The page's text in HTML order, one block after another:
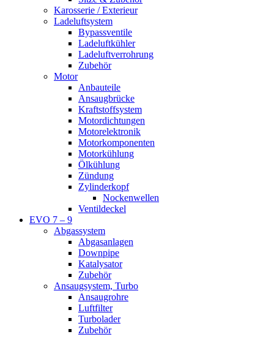
Karosserie / Exterieur
Ladeluftsystem
Bypassventile
Ladeluftkühler
Ladeluftverrohrung
Zubehör
Motor
Anbauteile
Ansaugbrücke
Kraftstoffsystem
Motordichtungen
Motorelektronik
Motorkomponenten
Motorkühlung
Ölkühlung
Zündung
Zylinderkopf
Nockenwellen
Ventildeckel
EVO 7 – 9
Abgassystem
Abgasanlagen
Downpipe
Katalysator
Zubehör
Ansaugsystem, Turbo
Ansaugrohre
Luftfilter
Turbolader
Zubehör